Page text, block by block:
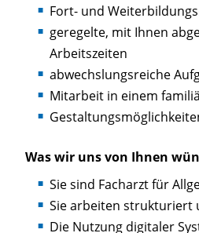
Fort- und
geregelte, mit Ihnen
Arbeitszeiten
abwechslungsreiche
Mitarbeit in einem
Was wir uns von Ihnen
Sie sind Facharzt für
Sie arbeiten
Die Nutzung digitaler